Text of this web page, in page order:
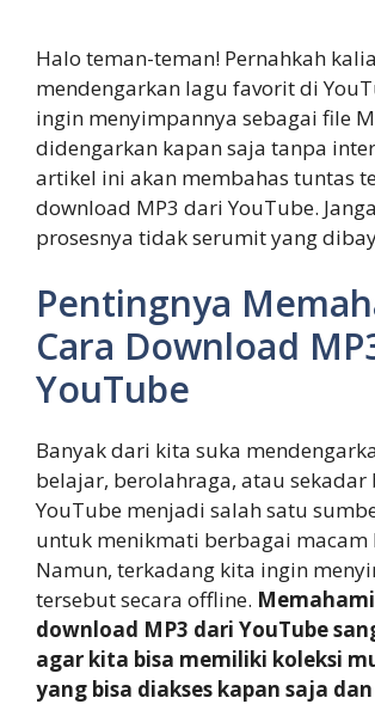
Halo teman-teman! Pernahkah
mendengarkan lagu favorit di
ingin menyimpannya sebagai file
didengarkan kapan saja tanpa
artikel ini akan membahas tuntas
download MP3 dari YouTube.
prosesnya tidak serumit yang
Pentingnya
Cara Download
YouTube
Banyak dari kita suka
belajar, berolahraga, atau sekadar
YouTube menjadi salah satu
untuk menikmati berbagai macam
Namun, terkadang kita ingin
tersebut secara offline.
download MP3 dari YouTube
agar kita bisa memiliki koleksi
yang bisa diakses kapan saja